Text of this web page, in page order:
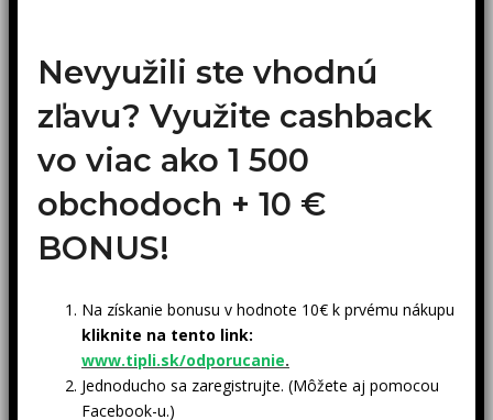
Nevyužili ste vhodnú
zľavu? Využite cashback
vo viac ako 1 500
obchodoch + 10 €
BONUS!
Na získanie bonusu v hodnote 10€ k prvému nákupu
kliknite na tento link:
www.tipli.sk/odporucanie.
Jednoducho sa zaregistrujte. (Môžete aj pomocou
Facebook-u.)